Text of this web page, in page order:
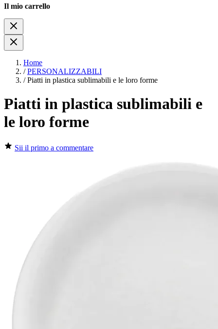
Il mio carrello
Home
/ PERSONALIZZABILI
/ Piatti in plastica sublimabili e le loro forme
Piatti in plastica sublimabili e
le loro forme
Sii il primo a commentare